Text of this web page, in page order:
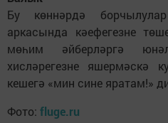
Бу көннәрдә
аркасында кәефегезне
мөһим әйберләргә
хисләрегезне яшермәскә
кешегә «мин сине яратам!»
Фото: fluge.ru